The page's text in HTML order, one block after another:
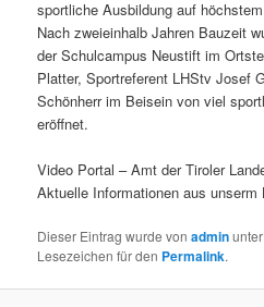
sportliche Ausbildung auf
Nach zweieinhalb Jahren Bauzeit
der Schulcampus Neustift im
Platter, Sportreferent LHStv Josef
Schönherr im Beisein von viel
eröffnet.
Video Portal – Amt der Tiroler
Aktuelle Informationen aus unserm
Dieser Eintrag wurde vonadmin
Lesezeichen für den Permalink.